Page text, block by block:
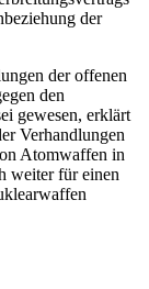
der
der offenen
den
gewesen, erklärt
Verhandlungen
Atomwaffen in
weiter für einen